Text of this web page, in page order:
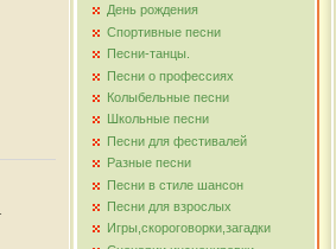
День рождения
Спортивные песни
Песни-танцы.
Песни о профессиях
Колыбельные песни
Школьные песни
Песни для фестивалей
Разные песни
Песни в стиле шансон
Песни для взрослых
Игры,скороговорки,загадки